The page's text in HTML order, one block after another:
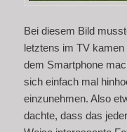
Bei diesem Bild
letztens im TV
dem Smartphone
sich einfach mal
einzunehmen. Also
dachte, dass das